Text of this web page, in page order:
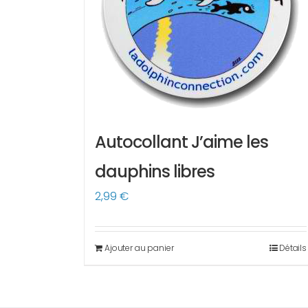
Autocollant J’aime les
dauphins libres
2,99€
Ajouter au panier Détails